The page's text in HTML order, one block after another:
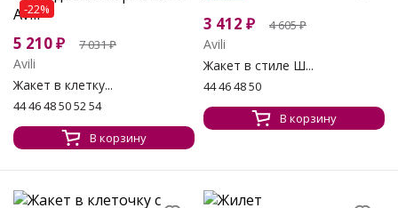
-22%
5 210₽ 7 031₽
Avili
Жакет в клетку...
44 46 48 50 52 54
В корзину
3 412 ₽ 4 605₽
Avili
Жакет в стиле Ш...
44 46 48 50
В корзину